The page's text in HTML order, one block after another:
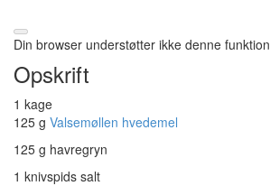
Din browser understøtter ikke denne funktion
Opskrift
1 kage
125 g Valsemøllen hvedemel
125 g havregryn
1 knivspids salt